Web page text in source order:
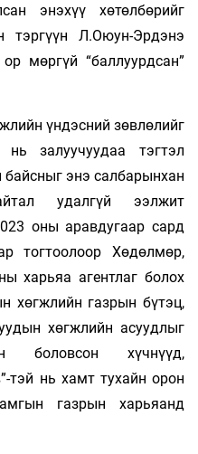
энэхүү хөтөлбөрийг
тэргүүн Л.Оюун-Эрдэнэ
мөргүй “баллуурдсан”
үндэсний зөвлөлийг
залуучуудаа тэгтэл
энэ салбарынхан
удалгүй ээлжит
оны аравдугаар сард
тогтоолоор Хөдөлмөр,
харьяа агентлаг болох
хөгжлийн газрын бүтэц,
хөгжлийн асуудлыг
боловсон хүчнүүд,
тэй нь хамт тухайн орон
газрын харьяанд